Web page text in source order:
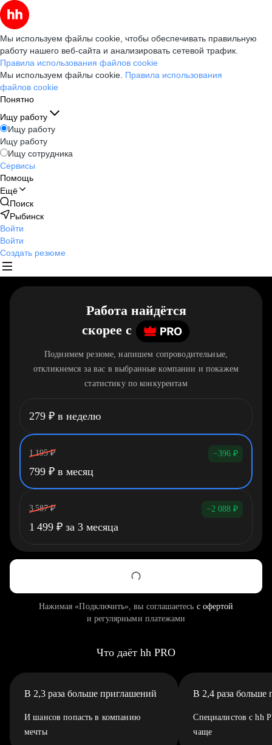
Мы используем файлы cookie, чтобы обеспечивать правильную
работу нашего веб-сайта и анализировать сетевой трафик.
Правила использования файлов cookie
Мы используем файлы cookie. Правила использования
файлов cookie
Понятно
Ищу работу
Ищу работу
Ищу работу
Ищу сотрудника
Сервисы
Помощь
Ещё
Поиск
Рыбинск
Войти
Войти
Создать резюме
Работа найдётся
скорее c
Поднимем резюме, напишем сопроводительные,
откликнемся за вас в выбранные компании и покажем
статистику по конкурентам
279 ₽ в неделю
1 195 ₽ −396 ₽
799 ₽ в месяц
3 587 ₽ −2 088 ₽
1 499 ₽ за 3 месяца
Нажимая «Подключить», вы соглашаетесь с офертой
и регулярными платежами
Что даёт hh PRO
В 2,3 раза больше приглашений
И шансов попасть в компанию
мечты
В 2,4 раза больше
Специалистов с hh
чаще